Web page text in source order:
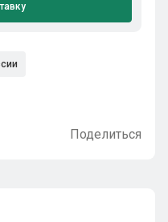
Поделиться